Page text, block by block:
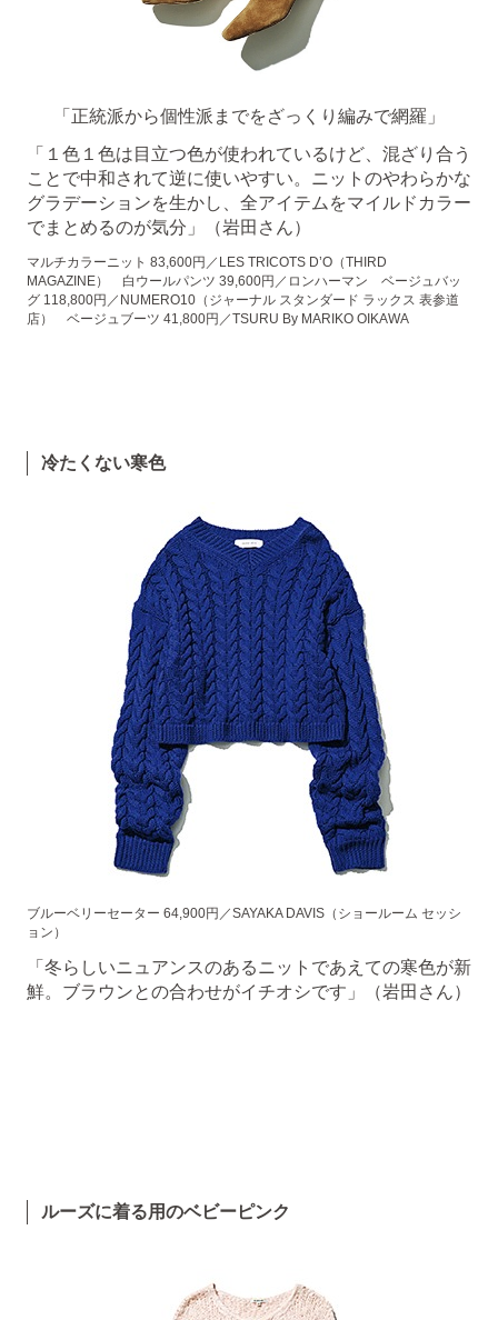
「正統派から個性派までをざっくり編みで網羅」
「１色１色は目立つ色が使われているけど、混ざり合う
ことで中和されて逆に使いやすい。ニットのやわらかな
グラデーションを生かし、全アイテムをマイルドカラー
でまとめるのが気分」（岩田さん）
マルチカラーニット 83,600円／LES TRICOTS D’O（THIRD
MAGAZINE） 白ウールパンツ 39,600円／ロンハーマン ベージュバッ
グ 118,800円／NUMERO10（ジャーナル スタンダード ラックス 表参道
店） ベージュブーツ 41,800円／TSURU By MARIKO OIKAWA
冷たくない寒色
ブルーベリーセーター 64,900円／SAYAKA DAVIS（ショールーム セッシ
ョン）
「冬らしいニュアンスのあるニットであえての寒色が新
鮮。ブラウンとの合わせがイチオシです」（岩田さん）
ルーズに着る用のベビーピンク